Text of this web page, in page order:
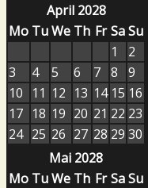
April 2028
Mo TuWe Th Fr SaSu
1
2
3
4 5 6 7 8
9
10
11 12 13 14 15 16
17 18 19 20 21 22 23
24 25 26 27 28 29 30
Mai 2028
Mo TuWe Th Fr SaSu